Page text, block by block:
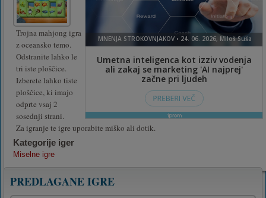
Trojna mahjong igra
z oceansko temo.
Odstranite lahko le
tri iste ploščice.
Izberete lahko tiste
ploščice, ki imajo
odprte vsaj 2
sosednji strani.
Za igranje te igre uporabite miško ali dotik.
Kategorije iger
Miselne igre
PREDLAGANE IGRE